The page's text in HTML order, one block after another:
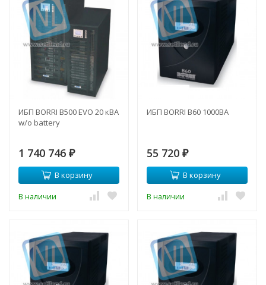
ИБП BORRI B500 EVO 20 кВА
w/o battery
1 740 746 ₽
В корзину
В наличии
ИБП BORRI B60 1000ВА
55 720 ₽
В корзину
В наличии